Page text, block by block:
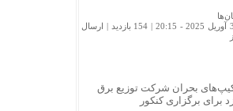
154 بازدید
| ارسال
بحران شرکت توزیع برق
برای برگزاری کنکور